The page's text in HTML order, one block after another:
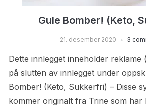
Gule Bomber! (Keto,
21. desember 2020 3
Dette innlegget inneholder reklame
på slutten av innlegget under
Bomber! (Keto, Sukkerfri) – Disse
kommer originalt fra Trine som har